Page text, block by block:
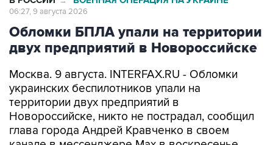
Обломки БПЛА упали на территории
двух предприятий в Новороссийске
Москва. 9 августа. INTERFAX.RU - Обломки
территории двух предприятий в
Новороссийске, никто не пострадал, сообщил
глава города Андрей Кравченко в своем
канале в мессенджере Max в воскресенье.